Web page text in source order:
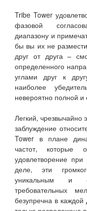
Tribe Tower
фазовой
диапазону и
бы вы их не
друг от друга –
определенного
углами друг к
наиболее
невероятно полной и
Легкий, чрезвычайно
заблуждение
Tower в плане
частот, которые
удовлетворение
деле, эти
уникальным и
требовательных
безупречна в каждой